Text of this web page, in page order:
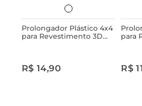
Prolongador Plástico 4x4
para Revestimento 3D
R$ 14,90
para
R$